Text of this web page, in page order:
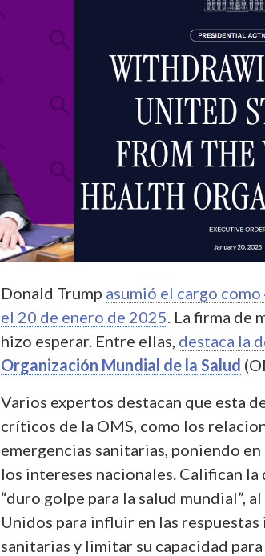
Donald Trump asumió el cargo
el 20 de enero de 2025 . La firma
hizo esperar. Entre ellas, destaca la
Organización Mundial de la Salud
Varios expertos destacan que esta
críticos de la OMS, como los
emergencias sanitarias, poniendo
los intereses nacionales. Califican
“duro golpe para la salud mundial”,
Unidos para influir en las
sanitarias y limitar su capacidad